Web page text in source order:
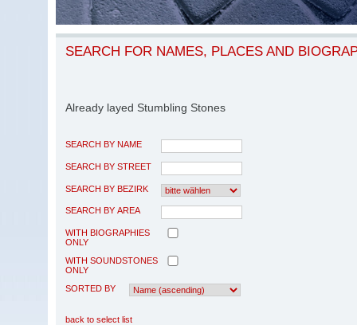
SEARCH FOR NAMES, PLACES AND
Already layed Stumbling Stones
SEARCH BY NAME
SEARCH BY STREET
SEARCH BY BEZIRK
SEARCH BY AREA
WITH BIOGRAPHIES
ONLY
WITH SOUNDSTONES
ONLY
SORTED BY
back to select list